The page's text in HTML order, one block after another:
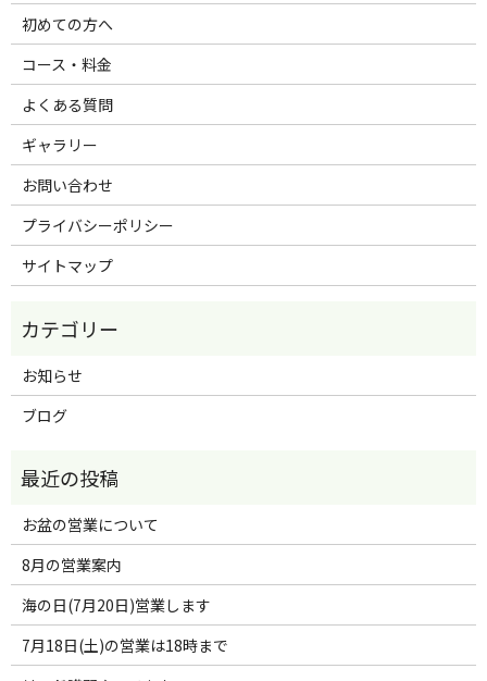
初めての方へ
コース・料金
よくある質問
ギャラリー
お問い合わせ
プライバシーポリシー
サイトマップ
お知らせ
ブログ
お盆の営業について
8月の営業案内
海の日(7月20日)営業します
7月18日(土)の営業は18時まで